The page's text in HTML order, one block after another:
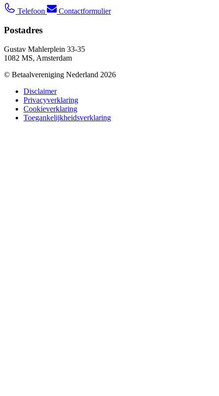
Telefoon Contactformulier
Postadres
Gustav Mahlerplein 33-35
1082 MS, Amsterdam
© Betaalvereniging Nederland 2026
Disclaimer
Privacyverklaring
Cookieverklaring
Toegankelijkheidsverklaring